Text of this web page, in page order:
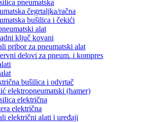
pneumatska
čegrtaljka/račna
bušilica i čekići
alat
ključ kovani
pribor za pneumatski alat
delovi za pneum. i kompres
bušilica i odvrtač
elektropneumatski (hamer)
električna
električna
električni alati i uređaji